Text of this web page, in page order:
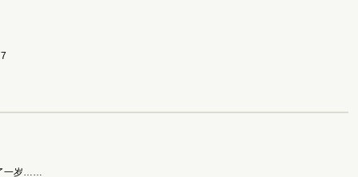
一岁……